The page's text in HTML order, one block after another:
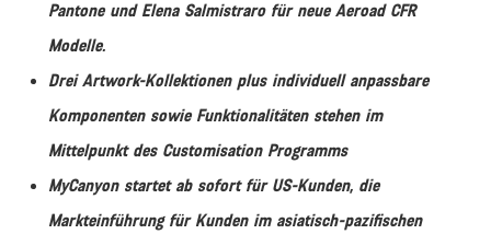
Pantone und Elena Salmistraro für neue Aeroad CFR
Modelle.
Drei Artwork-Kollektionen plus individuell anpassbare
Komponenten sowie Funktionalitäten stehen im
Mittelpunkt des Customisation Programms
MyCanyon startet ab sofort für US-Kunden, die
Markteinführung für Kunden im asiatisch-pazifischen